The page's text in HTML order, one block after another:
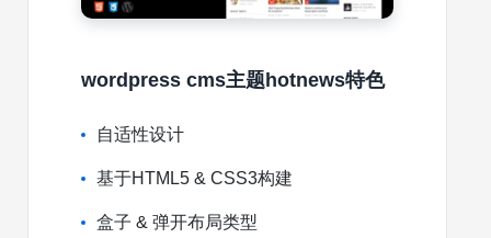
wordpress cms主题hotnews特色
自适性设计
基于HTML5 & CSS3构建
盒子 & 弹开布局类型